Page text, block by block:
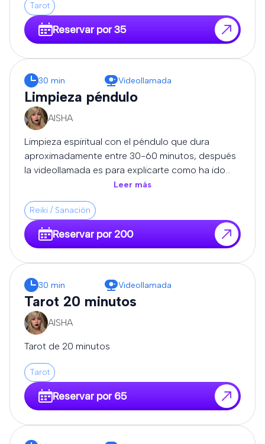
Tarot
Reservar por 35
30 min Videollamada
Limpieza péndulo
AISHA
Limpieza espiritual con el péndulo que dura
aproximadamente entre 30-60 minutos, después
la videollamada es para explicarte como ha ido
todo, y que me expongas tus dudas.
Leer más
Reiki / Sanación
Reservar por 200
30 min Videollamada
Tarot 20 minutos
AISHA
Tarot de 20 minutos
Tarot
Reservar por 65